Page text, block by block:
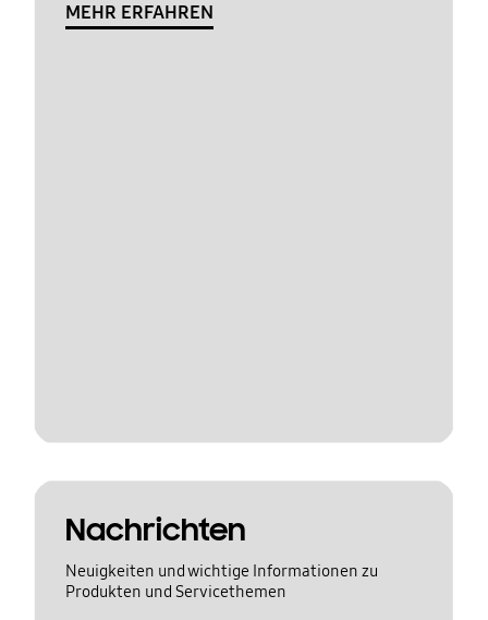
MEHR ERFAHREN
Nachrichten
Neuigkeiten und wichtige Informationen zu
Produkten und Servicethemen